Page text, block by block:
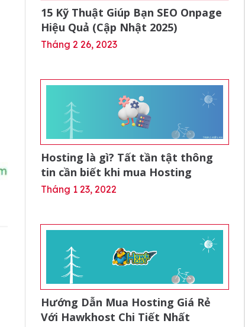
15 Kỹ Thuật Giúp Bạn SEO Onpage
Hiệu Quả (Cập Nhật 2025)
Tháng 2 26, 2023
Hosting là gì? Tất tần tật thông
tin cần biết khi mua Hosting
Tháng 1 23, 2022
Hướng Dẫn Mua Hosting Giá Rẻ
Với Hawkhost Chi Tiết Nhất